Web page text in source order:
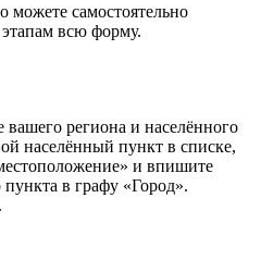
можете самостоятельно
всю форму.
региона и населённого
населённый пункт в списке,
и впишите
пункта в графу «Город».